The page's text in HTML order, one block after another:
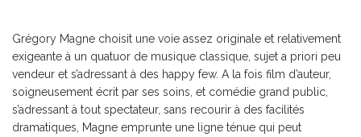
Grégory Magne choisit une voie assez originale et relativement
exigeante à un quatuor de musique classique, sujet a priori peu
vendeur et s’adressant à des happy few. A la fois film d’auteur,
soigneusement écrit par ses soins, et comédie grand public,
s’adressant à tout spectateur, sans recourir à des facilités
dramatiques, Magne emprunte une ligne ténue qui peut